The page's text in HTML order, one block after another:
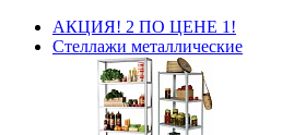
АКЦИЯ! 2 ПО ЦЕНЕ 1!
Стеллажи металлические